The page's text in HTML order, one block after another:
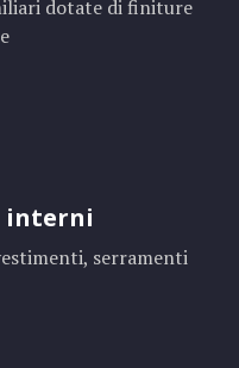
dotate di finiture
interni
serramenti